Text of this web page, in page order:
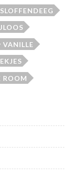
SLOFFENDEEG
VANILLE
ROOM